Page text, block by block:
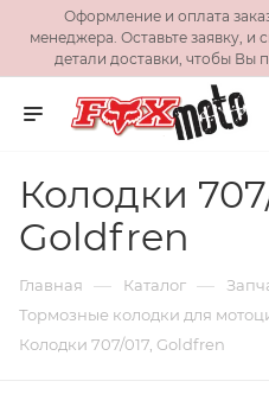
Оформление и оплата
менеджера. Оставьте заявку, и
детали доставки, чтобы Вы
Колодки
Goldfren
Главная — Каталог —
Тормозные колодки для
Колодки 707/017, Goldfren